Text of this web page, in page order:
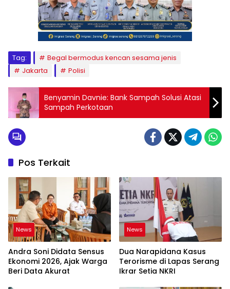
Tag:
Begal bermodus kencan sesama jenis
Jakarta
Polisi
Benyamin Davnie: Bank Sampah Solusi Atasi
Sampah Perkotaan
Pos Terkait
News
Andra Soni Didata Sensus
Ekonomi 2026, Ajak Warga
Beri Data Akurat
News
Dua Narapidana Kasus
Terorisme di Lapas Serang
Ikrar Setia NKRI